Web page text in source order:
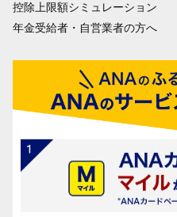
控除上限額シミュレーション
年金受給者・自営業者の方へ